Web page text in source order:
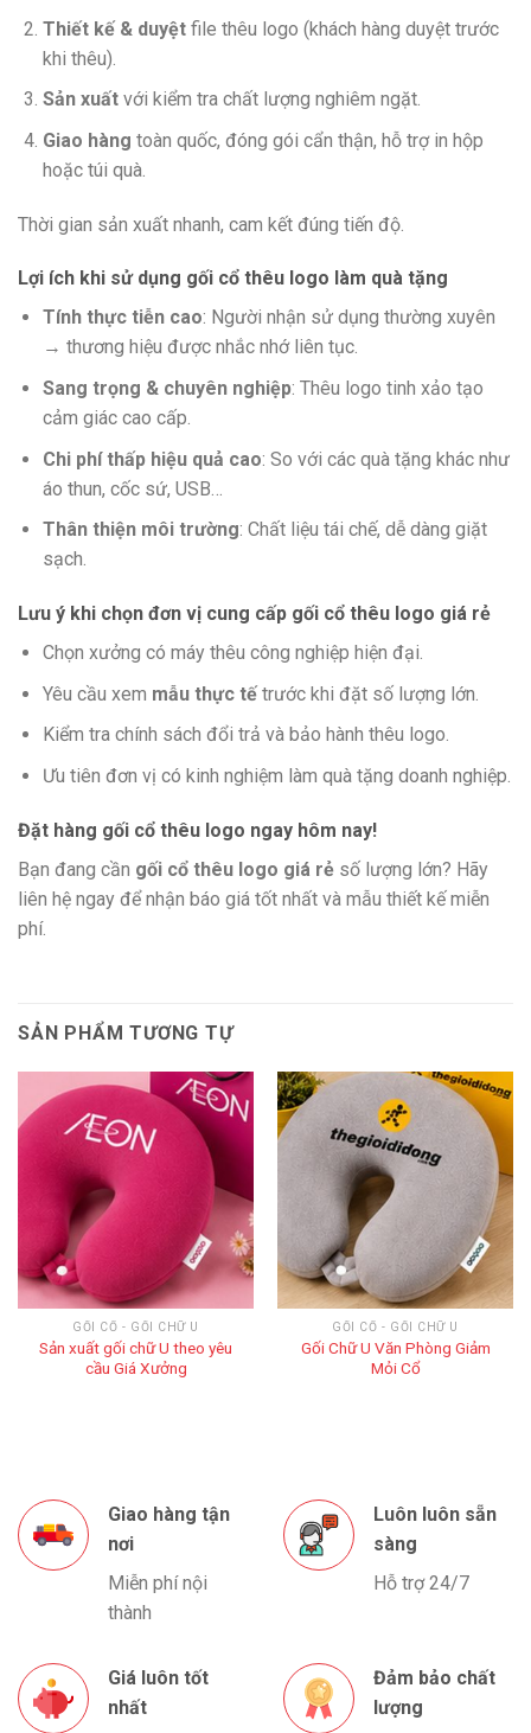
Thiết kế & duyệtfile thêu logo (khách hàng duyệt trước
khi thêu).
Sản xuấtvới kiểm tra chất lượng nghiêm ngặt.
Giao hàng toàn quốc, đóng gói cẩn thận, hỗ trợ in hộp
hoặc túi quà.
Thời gian sản xuất nhanh, cam kết đúng tiến độ.
Lợi ích khi sử dụng gối cổ thêu logo làm quà tặng
Tính thực tiễn cao: Người nhận sử dụng thường xuyên
→ thương hiệu được nhắc nhớ liên tục.
Sang trọng & chuyên nghiệp: Thêu logo tinh xảo tạo
cảm giác cao cấp.
Chi phí thấp hiệu quả cao: So với các quà tặng khác như
áo thun, cốc sứ, USB…
Thân thiện môi trường: Chất liệu tái chế, dễ dàng giặt
sạch.
Lưu ý khi chọn đơn vị cung cấp gối cổ thêu logo giá rẻ
Chọn xưởng có máy thêu công nghiệp hiện đại.
Yêu cầu xem mẫu thực tếtrước khi đặt số lượng lớn.
Kiểm tra chính sách đổi trả và bảo hành thêu logo.
Ưu tiên đơn vị có kinh nghiệm làm quà tặng doanh nghiệp.
Đặt hàng gối cổ thêu logo ngay hôm nay!
Bạn đang cần gối cổ thêu logo giá rẻ số lượng lớn? Hãy
liên hệ ngay để nhận báo giá tốt nhất và mẫu thiết kế miễn
phí.
SẢN PHẨM TƯƠNG TỰ
GỐI CỔ - GỐI CHỮ U
Sản xuất gối chữ U theo yêu
cầu Giá Xưởng
GỐI CỔ - GỐI CHỮ U
Gối Chữ U Văn Phòng Giảm
Mỏi Cổ
Giao hàng tận
nơi
Miễn phí nội
thành
Luôn luôn sẵn
sàng
Hỗ trợ 24/7
Giá luôn tốt
nhất
Đảm bảo chất
lượng